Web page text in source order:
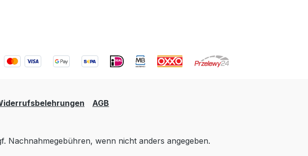
AGB
Nachnahmegebühren, wenn nicht anders angegeben.